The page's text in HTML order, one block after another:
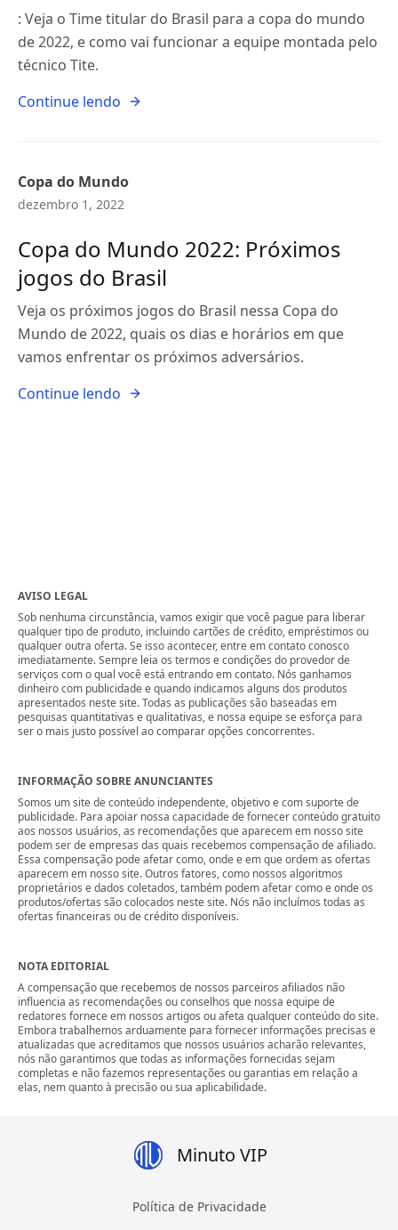
: Veja o Time titular do Brasil para a copa do mundo
de 2022, e como vai funcionar a equipe montada pelo
técnico Tite.
Continue lendo
Copa do Mundo
dezembro 1, 2022
Copa do Mundo 2022: Próximos
jogos do Brasil
Veja os próximos jogos do Brasil nessa Copa do
Mundo de 2022, quais os dias e horários em que
vamos enfrentar os próximos adversários.
Continue lendo
AVISO LEGAL
Sob nenhuma circunstância, vamos exigir que você pague para liberar
qualquer tipo de produto, incluindo cartões de crédito, empréstimos ou
qualquer outra oferta. Se isso acontecer, entre em contato conosco
imediatamente. Sempre leia os termos e condições do provedor de
serviços com o qual você está entrando em contato. Nós ganhamos
dinheiro com publicidade e quando indicamos alguns dos produtos
apresentados neste site. Todas as publicações são baseadas em
pesquisas quantitativas e qualitativas, e nossa equipe se esforça para
ser o mais justo possível ao comparar opções concorrentes.
INFORMAÇÃO SOBRE ANUNCIANTES
Somos um site de conteúdo independente, objetivo e com suporte de
publicidade. Para apoiar nossa capacidade de fornecer conteúdo gratuito
aos nossos usuários, as recomendações que aparecem em nosso site
podem ser de empresas das quais recebemos compensação de afiliado.
Essa compensação pode afetar como, onde e em que ordem as ofertas
aparecem em nosso site. Outros fatores, como nossos algoritmos
proprietários e dados coletados, também podem afetar como e onde os
produtos/ofertas são colocados neste site. Nós não incluímos todas as
ofertas financeiras ou de crédito disponíveis.
NOTA EDITORIAL
A compensação que recebemos de nossos parceiros afiliados não
influencia as recomendações ou conselhos que nossa equipe de
redatores fornece em nossos artigos ou afeta qualquer conteúdo do site.
Embora trabalhemos arduamente para fornecer informações precisas e
atualizadas que acreditamos que nossos usuários acharão relevantes,
nós não garantimos que todas as informações fornecidas sejam
completas e não fazemos representações ou garantias em relação a
elas, nem quanto à precisão ou sua aplicabilidade.
Minuto VIP
Política de Privacidade